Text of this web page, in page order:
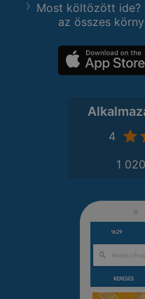
Most költözött ide?
az összes
4
1